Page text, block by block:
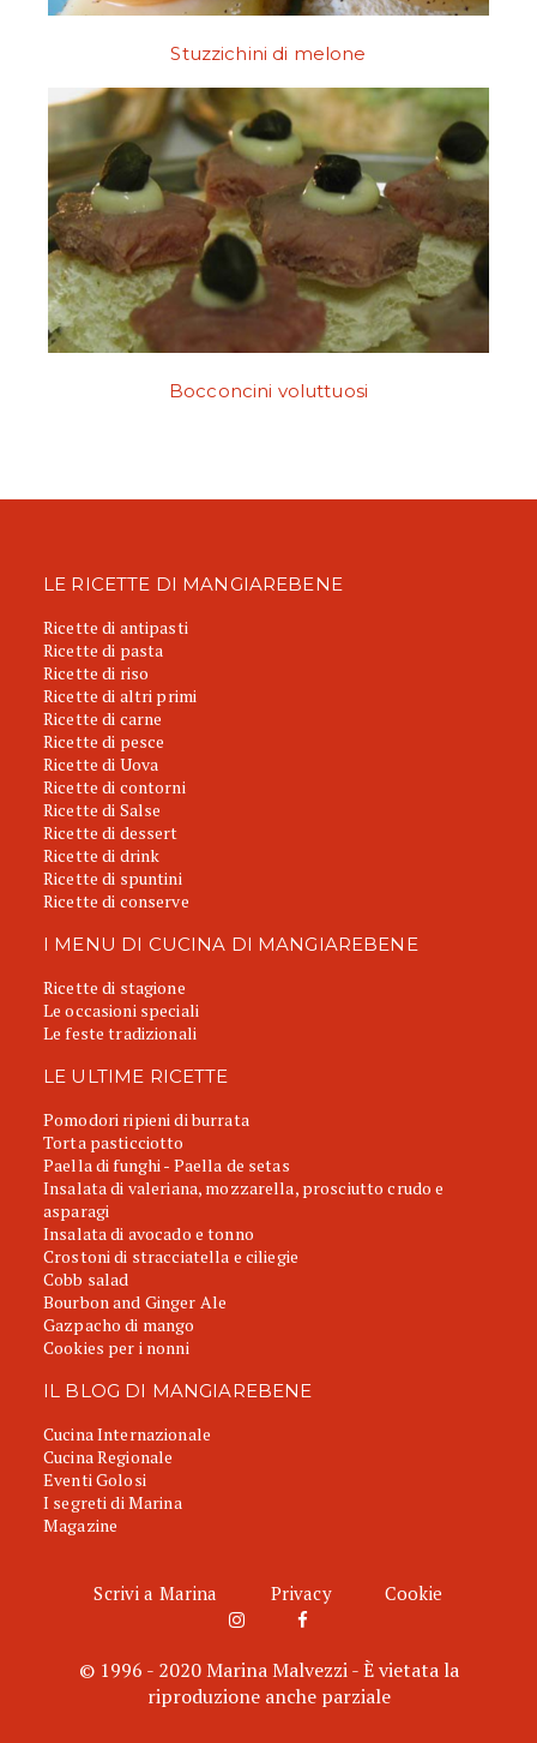
Stuzzichini di melone
Bocconcini voluttuosi
LE RICETTE DI MANGIAREBENE
Ricette di antipasti
Ricette di pasta
Ricette di riso
Ricette di altri primi
Ricette di carne
Ricette di pesce
Ricette di Uova
Ricette di contorni
Ricette di Salse
Ricette di dessert
Ricette di drink
Ricette di spuntini
Ricette di conserve
I MENU DI CUCINA DI MANGIAREBENE
Ricette di stagione
Le occasioni speciali
Le feste tradizionali
LE ULTIME RICETTE
Pomodori ripieni di burrata
Torta pasticciotto
Paella di funghi - Paella de setas
Insalata di valeriana, mozzarella, prosciutto crudo e
asparagi
Insalata di avocado e tonno
Crostoni di stracciatella e ciliegie
Cobb salad
Bourbon and Ginger Ale
Gazpacho di mango
Cookies per i nonni
IL BLOG DI MANGIAREBENE
Cucina Internazionale
Cucina Regionale
Eventi Golosi
I segreti di Marina
Magazine
Scrivi a Marina Privacy Cookie
© 1996 - 2020 Marina Malvezzi - È vietata la
riproduzione anche parziale